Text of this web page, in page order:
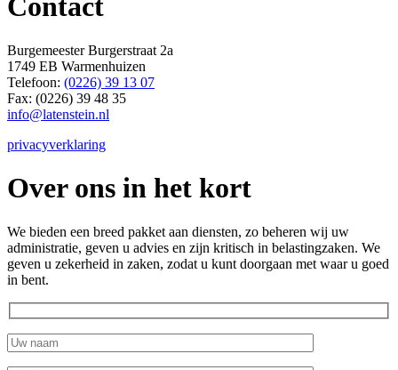
Contact
Burgemeester Burgerstraat 2a
1749 EB Warmenhuizen
Telefoon: (0226) 39 13 07
Fax: (0226) 39 48 35
info@latenstein.nl
privacyverklaring
Over ons in het kort
We bieden een breed pakket aan diensten, zo beheren wij uw
administratie, geven u advies en zijn kritisch in belastingzaken. We
geven u zekerheid in zaken, zodat u kunt doorgaan met waar u goed
in bent.